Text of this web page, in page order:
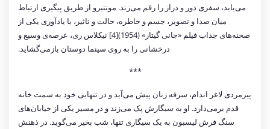
می‌یابد، سفری دور و دراز را رقم می‌زند. مونتیرو از طریق پیگیری ارتباط
میان صدا و تصویر، جسم و خاطره، حالت و تاثیر، با یادآوری یکی از
صحنه‌های جذاب فیلم «جانی گیتار» (1954)[4] نیکلاس ری، عرصه‌ی وسیع و
درخشانی را به روی سینما دوستان بازمی‌گشاید.
***
پیرمردی لاغر اندام، سرفه زنان پیش می‌آید و در تنهایی خود به سمت خانه
قدم برمی‌دارد. او به سیگارش پک می‌زند و در مسیر یکی از خیابان‌های
سنگ فرش لیسبون به یک سیگاری تنها، شب بخیر می‌گوید. در ذهنش